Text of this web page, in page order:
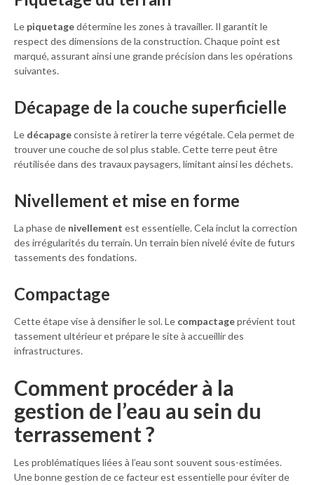
Le piquetagedétermine les zones à travailler. Il garantit le
respect des dimensions de la construction. Chaque point est
marqué, assurant ainsi une grande précision dans les opérations
suivantes.
Décapage de la couche superficielle
Le décapageconsiste à retirer la terre végétale. Cela permet de
trouver une couche de sol plus stable. Cette terre peut être
réutilisée dans des travaux paysagers, limitant ainsi les déchets.
Nivellement et mise en forme
La phase de nivellement est essentielle. Cela inclut la correction
des irrégularités du terrain. Un terrain bien nivelé évite de futurs
tassements des fondations.
Compactage
Cette étape vise à densifier le sol. Le compactageprévient tout
tassement ultérieur et prépare le site à accueillir des
infrastructures.
Comment procéder à la
gestion de l’eau au sein du
terrassement ?
Les problématiques liées à l’eau sont souvent sous-estimées.
Une bonne gestion de ce facteur est essentielle pour éviter de